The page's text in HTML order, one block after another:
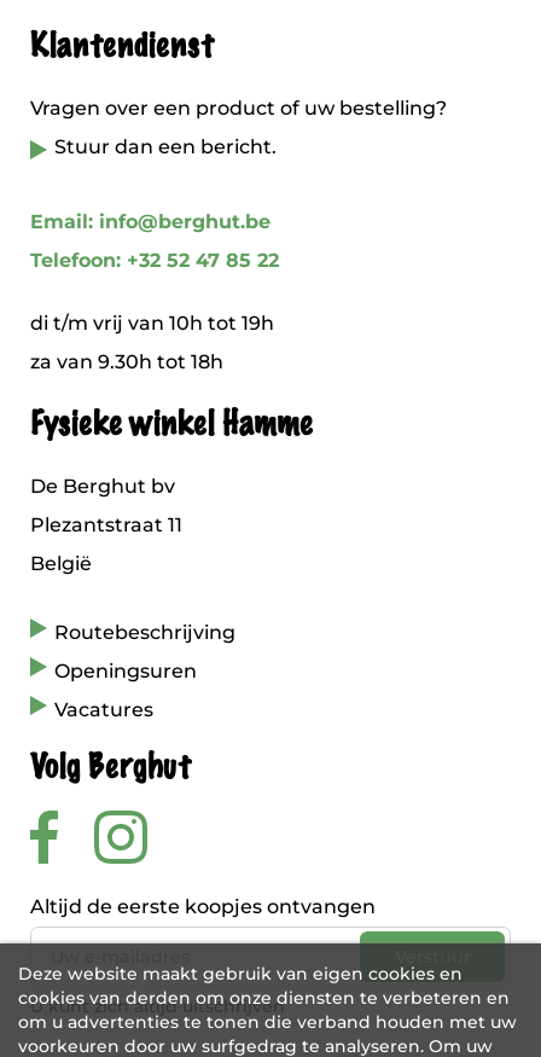
Klantendienst
Vragen over een product of uw bestelling?
Stuur dan een bericht.
Email: info@berghut.be
Telefoon: +32 52 47 85 22
di t/m vrij van 10h tot 19h
za van 9.30h tot 18h
Fysieke winkel Hamme
De Berghut bv
Plezantstraat 11
België
Routebeschrijving
Openingsuren
Vacatures
Volg Berghut
Altijd de eerste koopjes ontvangen
U kunt zich altijd uitschrijven
Deze website maakt gebruik van eigen cookies en
cookies van derden om onze diensten te verbeteren en
om u advertenties te tonen die verband houden met uw
voorkeuren door uw surfgedrag te analyseren. Om uw